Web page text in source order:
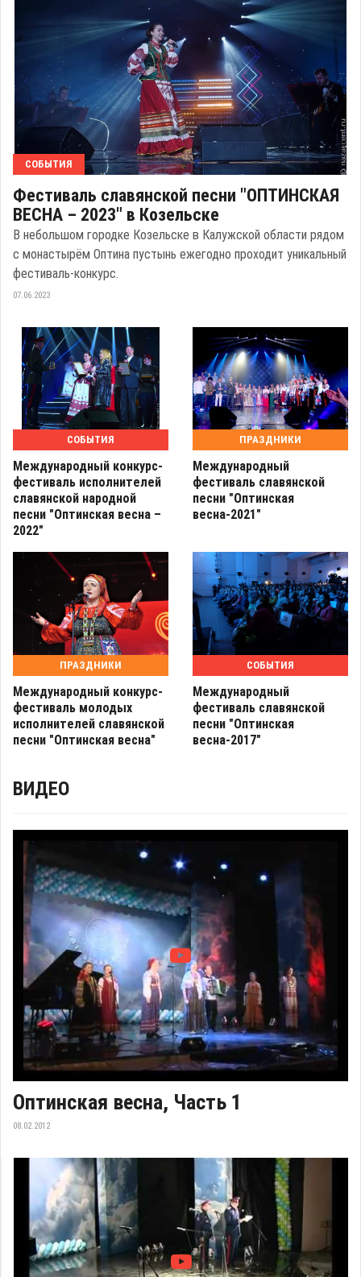
СОБЫТИЯ
Фестиваль славянской песни "ОПТИНСКАЯ
ВЕСНА – 2023" в Козельске
В небольшом городке Козельске в Калужской области рядом
с монастырём Оптина пустынь ежегодно проходит уникальный
фестиваль-конкурс.
07.06.2023
СОБЫТИЯ
Международный конкурс-
фестиваль исполнителей
славянской народной
песни "Оптинская весна –
2022"
ПРАЗДНИКИ
Международный
фестиваль славянской
песни "Оптинская
весна-2021"
ПРАЗДНИКИ
Международный конкурс-
фестиваль молодых
исполнителей славянской
песни "Оптинская весна"
СОБЫТИЯ
Международный
фестиваль славянской
песни "Оптинская
весна-2017"
ВИДЕО
Оптинская весна, Часть 1
08.02.2012